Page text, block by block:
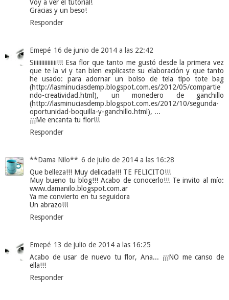
Voy a ver el tutorial!
Gracias y un beso!
Responder
Emepé 16 de junio de 2014 a las 22:42
Siiiiiiiiiiiiiii!!! Esa flor que tanto me gustó desde la primera vez
que te la vi y tan bien explicaste su elaboración y que tanto
he usado: para adornar un bolso de tela tipo tote bag
(http://lasminuciasdemp.blogspot.com.es/2012/05/compartie
ndo-creatividad.html), un monedero de ganchillo
(http://lasminuciasdemp.blogspot.com.es/2012/10/segunda-
oportunidad-boquilla-y-ganchillo.html), ...
¡¡¡Me encanta tu flor!!!
Responder
**Dama Nilo** 6 de julio de 2014 a las 16:28
Que belleza!!! Muy delicada!!! TE FELICITO!!!
Muy bueno tu blog!!! Acabo de conocerlo!!! Te invito al mío:
www.damanilo.blogspot.com.ar
Ya me convierto en tu seguidora
Un abrazo!!!
Responder
Emepé 13 de julio de 2014 a las 16:25
Acabo de usar de nuevo tu flor, Ana... ¡¡¡NO me canso de
ella!!!
Responder